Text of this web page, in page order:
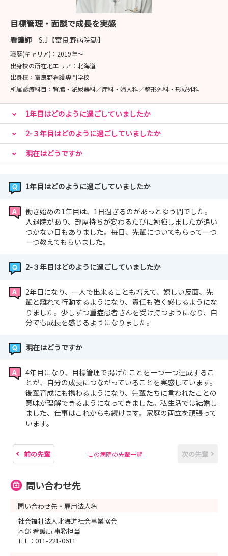
目標管理・面談で成長を実感
看護師 S.J【富良野病院勤】
職歴(キャリア)： 2019年〜
出身校の所在地エリア： 北海道
出身校： 富良野看護専門学校
所属診療科目： 腎臓・泌尿器科／産科・婦人科／整形外科・形成外科
1年目はどのように過ごしていましたか
2-３年目はどのように過ごしていましたか
現在はどうですか
1年目はどのように過ごしていましたか
働き始めの1年目は、1日過ぎるのがあっとゆう間でした。
入退院があり、部屋持ちが変わるたびに勉強しましたが追い
つかない日もありました。毎日、先輩についてもらって一つ
一つ教えてもらいました。
2-３年目はどのように過ごしていましたか
2年目になり、一人で出来ることも増えて、嬉しい反面、先
輩と離れて行動するようになり、責任も強く感じるようにな
りました。少しずつ重症患者さんを受け持つようになり、自
分でも成長を感じるようになりました。
現在はどうですか
4年目になり、目標管理で掲げたことを一つ一つ達成するこ
とが、自分の成長につながっていることを実感しています。
後輩育成にも携わるようになり、先輩たちに言われたことの
意味が理解できるようになってきました。私生活では結婚し
ました、仕事はこれからも続けます。家庭の両立を頑張って
います。
前の先輩 この病院の先輩一覧 次の先輩
問い合わせ先
問い合わせ先・雇用法人名
社会福祉法人北海道社会事業協会
本部 看護局 事務担当
TEL：011-221-0611